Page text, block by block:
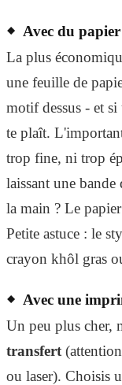
Avec du
La plus
une feuille de
motif dessus - et
te plaît.
trop fine, ni trop
laissant une bande
la main ? Le
Petite astuce : le
crayon khôl gras
Avec une
Un peu plus cher,
transfert
ou laser). Choisis